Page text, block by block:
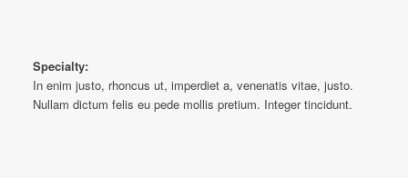
Specialty:
In enim justo, rhoncus ut, imperdiet a, venenatis vitae, justo.
Nullam dictum felis eu pede mollis pretium. Integer tincidunt.